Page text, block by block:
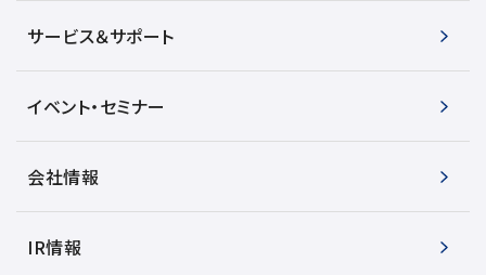
サービス＆サポート
イベント・セミナー
会社情報
IR情報